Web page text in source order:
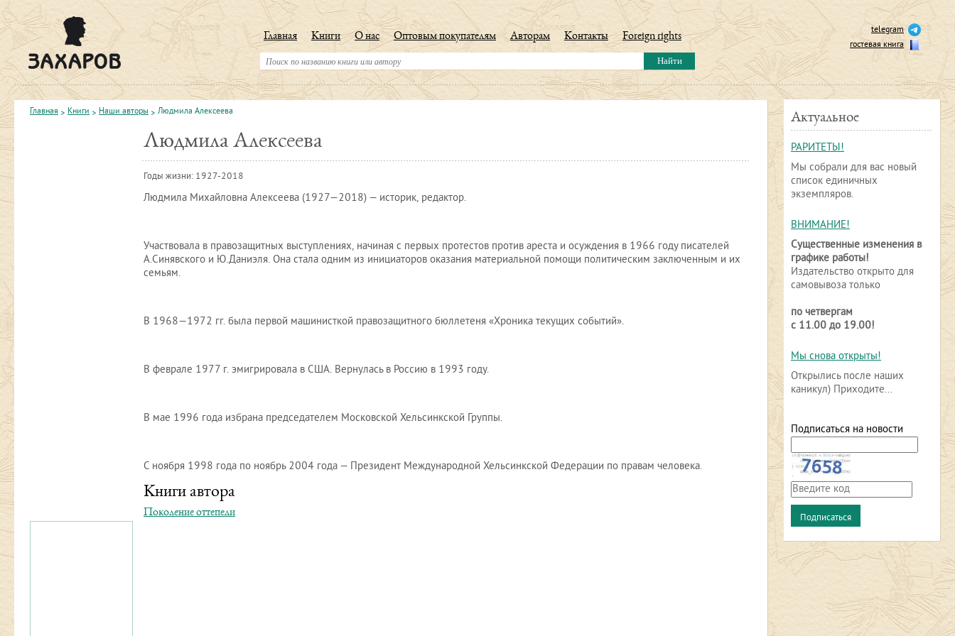
telegram
гостевая книга
Главная Книги О нас Оптовым покупателям Авторам Контакты Foreign rights
Главная Книги Наши авторы Людмила Алексеева
Людмила Алексеева
Годы жизни: 1927-2018
Людмила Михайловна Алексеева (1927—2018) — историк, редактор.
Участвовала в правозащитных выступлениях, начиная с первых протестов против ареста и осуждения в 1966 году писателей
А.Синявского и Ю.Даниэля. Она стала одним из инициаторов оказания материальной помощи политическим заключенным и их
семьям.
В 1968—1972 гг. была первой машинисткой правозащитного бюллетеня «Хроника текущих событий».
В феврале 1977 г. эмигрировала в США. Вернулась в Россию в 1993 году.
В мае 1996 года избрана председателем Московской Хельсинкской Группы.
С ноября 1998 года по ноябрь 2004 года — Президент Международной Хельсинкской Федерации по правам человека.
Книги автора
Поколение оттепели
Актуальное
РАРИТЕТЫ!
Мы собрали для вас новый
список единичных
экземпляров.
ВНИМАНИЕ!
Существенные изменения в
графике работы!
Издательство открыто для
самовывоза только
по четвергам
с 11.00 до 19.00!
Мы снова открыты!
Открылись после наших
каникул) Приходите...
Подписаться на новости